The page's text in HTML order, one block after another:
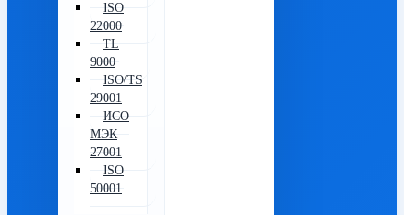
ISO
22000
TL
9000
ISO/TS
29001
ИСО
МЭК
27001
ISO
50001